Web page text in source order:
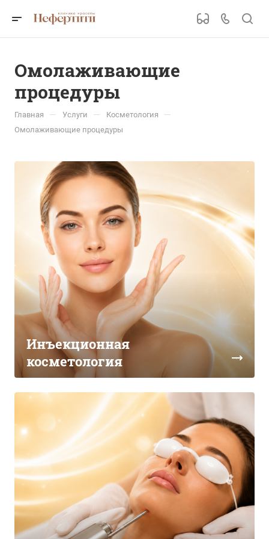
Омолаживающие
процедуры
Главная — Услуги — Косметология —
Омолаживающие процедуры
Инъекционная
косметология